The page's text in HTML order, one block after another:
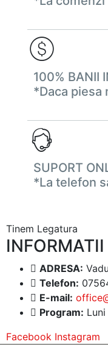
100% BANII
*Daca piesa
SUPORT
*La telefon
Tinem Legatura
ADRESA:
Telefon:
E-mail:
Program:
Facebook Instagram